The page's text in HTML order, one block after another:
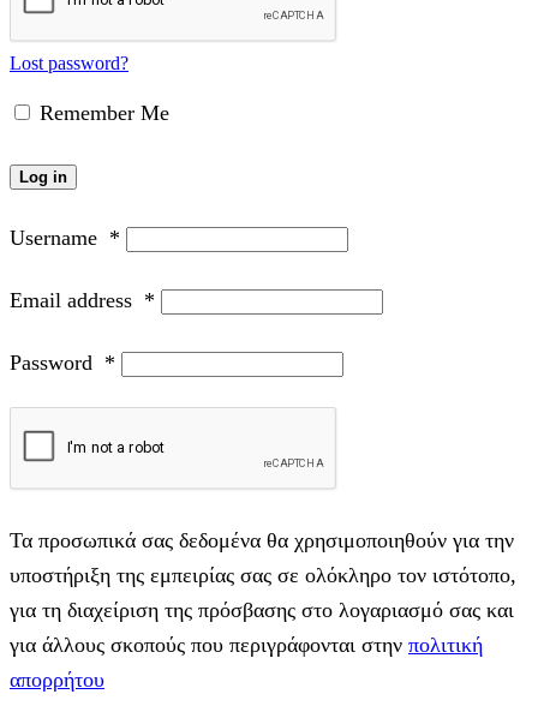
Lost password?
Remember Me
Log in
Username *
Email address *
Password *
Τα προσωπικά σας δεδομένα θα χρησιμοποιηθούν για την
υποστήριξη της εμπειρίας σας σε ολόκληρο τον ιστότοπο,
για τη διαχείριση της πρόσβασης στο λογαριασμό σας και
για άλλους σκοπούς που περιγράφονται στην πολιτική
απορρήτου